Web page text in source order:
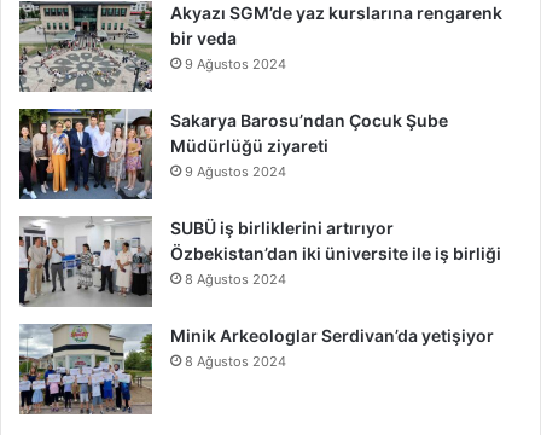
Akyazı SGM’de yaz kurslarına rengarenk
bir veda
9 Ağustos 2024
Sakarya Barosu’ndan Çocuk Şube
Müdürlüğü ziyareti
9 Ağustos 2024
SUBÜ iş birliklerini artırıyor
Özbekistan’dan iki üniversite ile iş birliği
8 Ağustos 2024
Minik Arkeologlar Serdivan’da yetişiyor
8 Ağustos 2024